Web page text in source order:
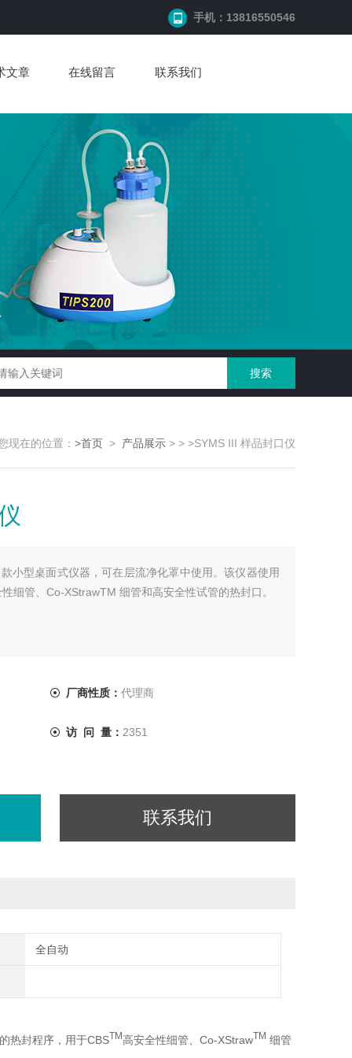
手机：13816550546
文章 在线留言 联系我们
现在的位置： >首页 > 产品展示 > > >SYMS III 样品封口仪
小型桌面式仪器，可在层流净化罩中使用。该仪器使用
细管、Co-XStrawTM 细管和高安全性试管的热封口。
厂商性质： 代理商
访 问 量： 2351
联系我们
全自动
热封程序，用于CBSTM高安全性细管、Co-XStrawTM 细管